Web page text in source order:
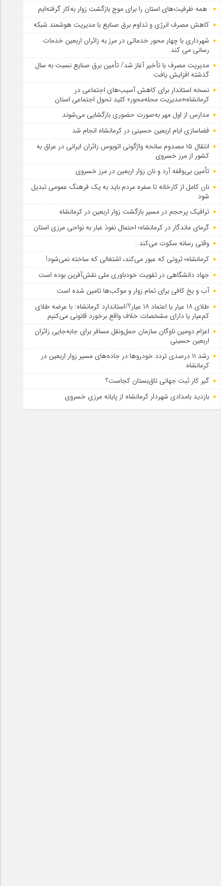
همه ظرفیت‌های استان را برای موج بازگشت زوار به‌کار گرفته‌ایم
کاهش مصرف انرژی و تداوم برق صنایع با مدیریت هوشمند شبکه
شهرداری با چهار محور خدماتی در مرز به زائران اربعین خدمات
رسانی می کند
مدیریت مصرف با تأخیر آغاز شد/ تأمین برق صنایع نسبت به سال
گذشته افزایش یافت
نسخه استاندار برای کاهش آسیب‌های اجتماعی در
کرمانشاه؛«مدیریت محله‌محور» کلید تحول اجتماعی استان
مدارس از اول مهر به‌صورت حضوری بازگشایی می‌شوند
فضاسازی ایام اربعین حسینی در کرمانشاه انجام شد
انتقال ۱۵ مصدوم سانحه واژگونی اتوبوس زائران ایرانی در عراق به
کشور از مرز خسروی
تأمین بی‌وقفه آرد و نان زوار اربعین در مرز خسروی
نان کامل از کارخانه تا سفره مردم باید به یک فرهنگ عمومی تبدیل
شود
ترافیک پرحجم در مسیر بازگشت زوار اربعین در کرمانشاه
گرمای ماندگار در کرمانشاه؛ احتمال نفوذ غبار به نواحی مرزی استان
وقتی رسانه سکوت می‌کند…
کرمانشاه؛ ثروتی که عبور می‌کند، اشتغالی که ساخته نمی‌شود!
جهاد دانشگاهی در تقویت خودباوری ملی نقش‌آفرین بوده است
آب و یخ کافی برای تمام زوار و موکب‌ها تامین شده است
طلای ۱۸ عیار یا اعتماد ۱۸ عیار؟/استاندارد کرمانشاه: با عرضه طلای
کم‌عیار یا دارای مشخصات خلاف واقع برخورد قانونی می‌کنیم
اعزام دومین ناوگان سازمان حمل‌ونقل مسافر برای جابه‌جایی زائران
اربعین حسینی
رشد ۱۱ درصدی تردد خودروها در جاده‌های مسیر زوار اربعین در
کرمانشاه
گیر کار ثبت جهانی تاق‌بستان کجاست؟
بازدید بامدادی شهردار کرمانشاه از پایانه مرزی خسروی